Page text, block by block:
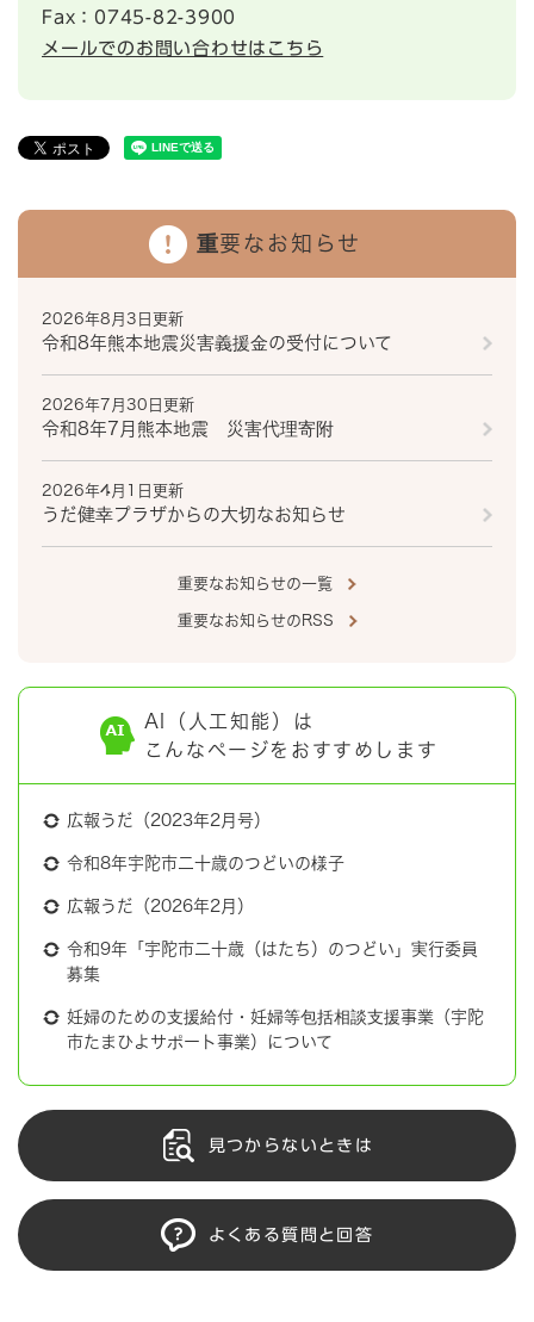
Fax：0745-82-3900
メールでのお問い合わせはこちら
重要なお知らせ
2026年8月3日更新
令和8年熊本地震災害義援金の受付について
2026年7月30日更新
令和8年7月熊本地震 災害代理寄附
2026年4月1日更新
うだ健幸プラザからの大切なお知らせ
重要なお知らせの一覧
重要なお知らせのRSS
AI（人工知能）は
こんなページをおすすめします
広報うだ（2023年2月号）
令和8年宇陀市二十歳のつどいの様子
広報うだ（2026年2月）
令和9年「宇陀市二十歳（はたち）のつどい」実行委員
募集
妊婦のための支援給付・妊婦等包括相談支援事業（宇陀
市たまひよサポート事業）について
見つからないときは
よくある質問と回答